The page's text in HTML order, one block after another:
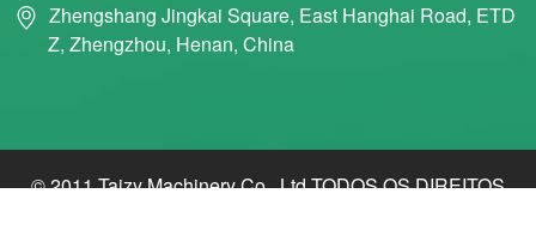
Zhengshang Jingkai Square, East Hanghai Road, ETD
Z, Zhengzhou, Henan, China
© 2011 Taizy Machinery Co., Ltd TODOS OS DIREITOS